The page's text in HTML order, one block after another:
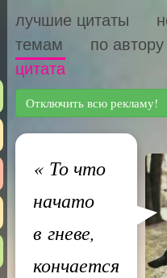
лучшие цитаты
темам
по автору
цитата
Отключить всю рекламу!
«То что
начато
в гневе,
кончается